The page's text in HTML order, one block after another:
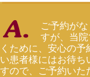
ご予約が
すが、当
くために、安心の
い患者様にはお待ち
すので、ご予約いた